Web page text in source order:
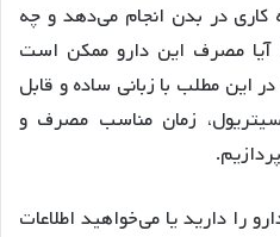
در بدن انجام می‌دهد و چه
آیا مصرف این دارو ممکن است
این مطلب با زبانی ساده و قابل
زمان مناسب مصرف و
دارید یا می‌خواهید اطلاعات